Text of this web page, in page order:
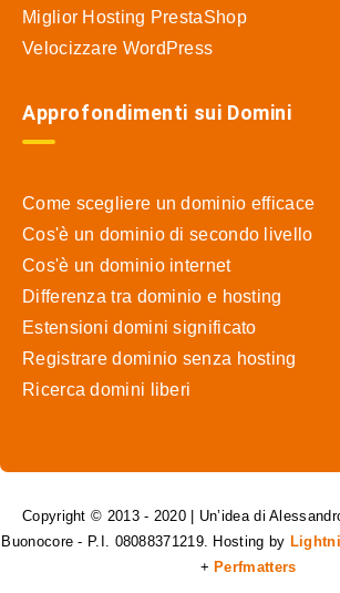
Miglior Hosting PrestaShop
Velocizzare WordPress
Approfondimenti sui Domini
Come scegliere un dominio efficace
Cos'è un dominio di secondo livello
Cos'è un dominio internet
Differenza tra dominio e hosting
Estensioni domini significato
Registrare dominio senza hosting
Ricerca domini liberi
Copyright © 2013 - 2020 | Un’idea di
Buonocore - P.I. 08088371219. Hosting by
+ Perfmatters